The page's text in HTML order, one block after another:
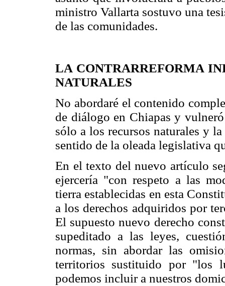
ministro Vallarta sostuvo una
de las comunidades.
LA CONTRARREFORMA
NATURALES
No abordaré el contenido
de diálogo en Chiapas y
sólo a los recursos naturales y
sentido de la oleada legislativa
En el texto del nuevo artículo
ejercería "con respeto a las
tierra establecidas en esta
a los derechos adquiridos por
El supuesto nuevo derecho
supeditado a las leyes,
normas, sin abordar las
territorios sustituido por "los
podemos incluir a nuestros